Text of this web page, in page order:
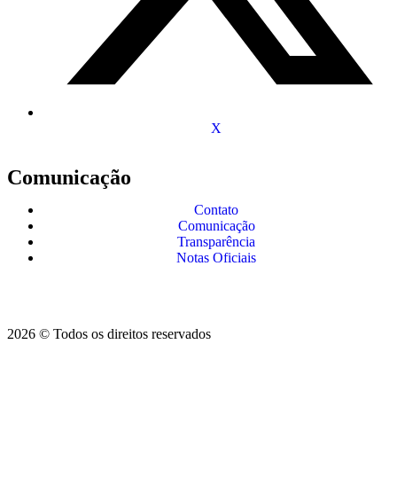
X
Comunicação
Contato
Comunicação
Transparência
Notas Oficiais
2026 © Todos os direitos reservados